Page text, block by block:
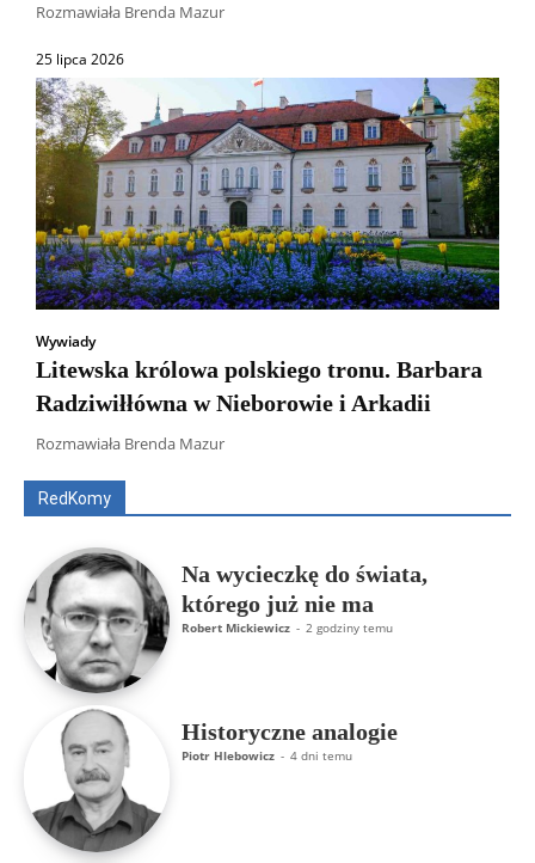
Rozmawiała Brenda Mazur
25 lipca 2026
Wywiady
Litewska królowa polskiego tronu. Barbara
Radziwiłłówna w Nieborowie i Arkadii
Rozmawiała Brenda Mazur
RedKomy
Wszyscy Aleksander Borowik
Antoni Radczenko
ks. Jarosław Wąsowicz SDB
Na wycieczkę do świata,
którego już nie ma
Robert Mickiewicz - 2 godziny temu
Historyczne analogie
Piotr Hlebowicz - 4 dni temu